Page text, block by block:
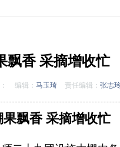
飘香 采摘增收忙
编辑： 马玉琦 责任编辑： 张志
飘香 采摘增收忙